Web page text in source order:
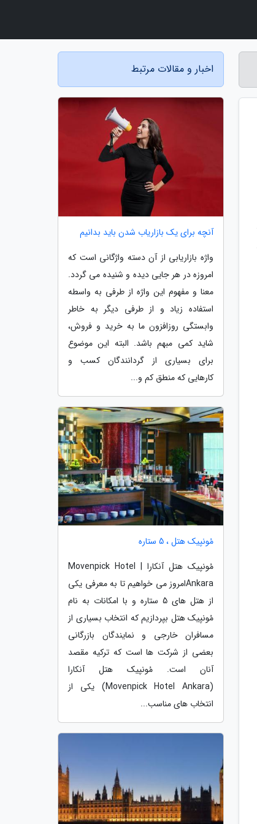
اخبار و مقالات مرتبط
آنچه برای یک بازاریاب شدن باید بدانیم
واژه بازاریابی از آن دسته واژگانی است که
امروزه در هر جایی دیده و شنیده می گردد.
معنا و مفهوم این واژه از طرفی به واسطه
استفاده زیاد و از طرفی دیگر به خاطر
وابستگی روزافزون ما به خرید و فروش،
شاید کمی مبهم باشد. البته این موضوع
برای بسیاری از گردانندگان کسب و
کارهایی که منطق کم و...
مُونپیک هتل ، 5 ستاره
مُونپیک هتل آنکارا | Movenpick Hotel
Ankaraامروز می خواهیم تا به معرفی یکی
از هتل های 5 ستاره و با امکانات به نام
مُونپیک هتل بپردازیم که انتخاب بسیاری از
مسافران خارجی و نمایندگان بازرگانی
بعضی از شرکت ها است که ترکیه مقصد
آنان است. مُونپیک هتل آنکارا
(Movenpick Hotel Ankara) یکی از
انتخاب های مناسب...